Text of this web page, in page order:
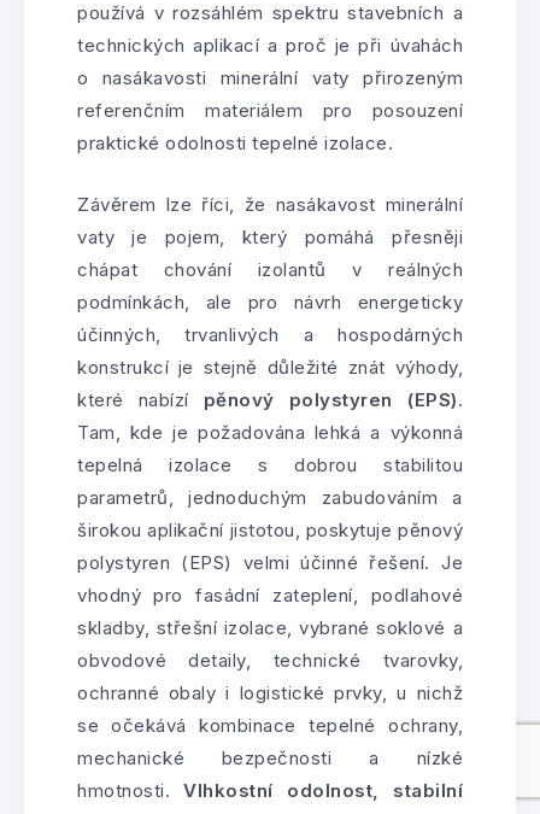
používá v rozsáhlém spektru stavebních a
technických aplikací a proč je při úvahách
o nasákavosti minerální vaty přirozeným
referenčním materiálem pro posouzení
praktické odolnosti tepelné izolace.
Závěrem lze říci, že nasákavost minerální
vaty je pojem, který pomáhá přesněji
chápat chování izolantů v reálných
podmínkách, ale pro návrh energeticky
účinných, trvanlivých a hospodárných
konstrukcí je stejně důležité znát výhody,
které nabízí pěnový polystyren (EPS).
Tam, kde je požadována lehká a výkonná
tepelná izolace s dobrou stabilitou
parametrů, jednoduchým zabudováním a
širokou aplikační jistotou, poskytuje pěnový
polystyren (EPS) velmi účinné řešení. Je
vhodný pro fasádní zateplení, podlahové
skladby, střešní izolace, vybrané soklové a
obvodové detaily, technické tvarovky,
ochranné obaly i logistické prvky, u nichž
se očekává kombinace tepelné ochrany,
mechanické bezpečnosti a nízké
hmotnosti.Vlhkostní odolnost, stabilní